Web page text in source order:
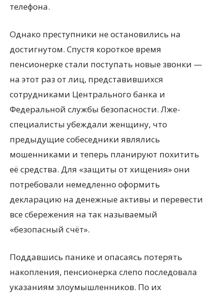
телефона.
Однако преступники не остановились на
достигнутом. Спустя короткое время
пенсионерке стали поступать новые звонки —
на этот раз от лиц, представившихся
сотрудниками Центрального банка и
Федеральной службы безопасности. Лже-
специалисты убеждали женщину, что
предыдущие собеседники являлись
мошенниками и теперь планируют похитить
её средства. Для «защиты от хищения» они
потребовали немедленно оформить
декларацию на денежные активы и перевести
все сбережения на так называемый
«безопасный счёт».
Поддавшись панике и опасаясь потерять
накопления, пенсионерка слепо последовала
указаниям злоумышленников. По их